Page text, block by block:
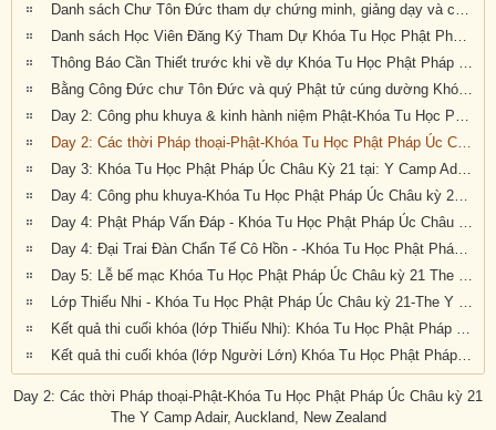
Danh sách Chư Tôn Đức tham dự chứng minh, giảng dạy và công quả hỗ trợ cho Khóa Tu Học Phật Pháp Úc Châu Kỳ 21 tại Auckland, Tân Tây Lan cuối năm 2023 🌹🥀🌷🍀🌷🌸🏵️🌻🙏🙏🙏🌼🍁🌺🍀🌹🥀🌷🌸🏵️
Danh sách Học Viên Đăng Ký Tham Dự Khóa Tu Học Phật Pháp Úc Châu Kỳ 21 tại Auckland, Tân Tây Lan cuối năm 2023 🌹🥀🌷🍀🌷🌸🏵️🌻🙏🙏🙏🌼🍁🌺🍀🌹🥀🌷🌸🏵️
Thông Báo Cần Thiết trước khi về dự Khóa Tu Học Phật Pháp Úc Châu kỳ 21 tại The Y Camp Adair, Auckland, New Zealand, từ ngày 24 đến 28 tháng 12 năm 2024
Bằng Công Đức chư Tôn Đức và quý Phật tử cúng dường Khóa Tu Học Phật Pháp Úc Châu kỳ 21 tại The Y Camp Adair, Auckland, New Zealand, từ ngày 24 đến 28 tháng 12 năm 2024
Day 2: Công phu khuya & kinh hành niệm Phật-Khóa Tu Học Phật Pháp Úc Châu Kỳ 21 tại: Y Camp Adair, Auckland, New Zealand (từ ngày 24 đến 28/12/2023)
Day 2: Các thời Pháp thoại-Phật-Khóa Tu Học Phật Pháp Úc Châu kỳ 21 The Y Camp Adair, Auckland, New Zealand
Day 3: Khóa Tu Học Phật Pháp Úc Châu Kỳ 21 tại: Y Camp Adair, Auckland, New Zealand (từ ngày 24 đến 28/12/2023)
Day 4: Công phu khuya-Khóa Tu Học Phật Pháp Úc Châu kỳ 21-The Y Camp Adair, Auckland, New Zealand
Day 4: Phật Pháp Vấn Đáp - Khóa Tu Học Phật Pháp Úc Châu kỳ 21-The Y Camp Adair, Auckland, New Zealand
Day 4: Đại Trai Đàn Chẩn Tế Cô Hồn - -Khóa Tu Học Phật Pháp Úc Châu Kỳ 21 tại: Y Camp Adair, Auckland, New Zealand (từ ngày 24 đến 28/12/2023)
Day 5: Lễ bế mạc Khóa Tu Học Phật Pháp Úc Châu kỳ 21 The Y Camp Adair, Auckland, New Zealand
Lớp Thiếu Nhi - Khóa Tu Học Phật Pháp Úc Châu kỳ 21-The Y Camp Adair, Auckland, New Zealand
Kết quả thi cuối khóa (lớp Thiếu Nhi): Khóa Tu Học Phật Pháp Úc Châu kỳ 21 tại The Y Camp Adair, Auckland, New Zealand, từ ngày 24 đến 28 tháng 12 năm 2023
Kết quả thi cuối khóa (lớp Người Lớn) Khóa Tu Học Phật Pháp Úc Châu kỳ 21 tại The Y Camp Adair, Auckland, New Zealand, từ ngày 24 đến 28 tháng 12 năm 2023
Day 2: Các thời Pháp thoại-Phật-Khóa Tu Học Phật Pháp Úc Châu kỳ 21
The Y Camp Adair, Auckland, New Zealand